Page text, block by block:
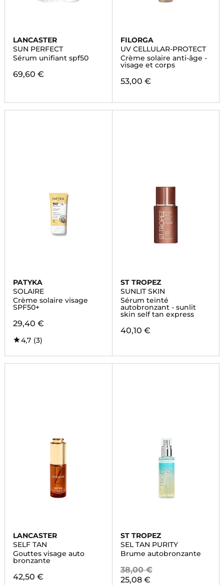
LANCASTER
SUN PERFECT
Sérum unifiant spf50
69,60 €
FILORGA
UV CELLULAR-PROTECT
Crème solaire anti-âge -
visage et corps
53,00 €
PATYKA
SOLAIRE
Crème solaire visage
SPF50+
29,40 €
4,7 (3)
ST TROPEZ
SUNLIT SKIN
Sérum teinté
autobronzant - sunlit
skin self tan express
40,10 €
LANCASTER
SELF TAN
Gouttes visage auto
bronzante
42,50 €
ST TROPEZ
SEL TAN PURITY
Brume autobronzante
38,00 €
25,08 €